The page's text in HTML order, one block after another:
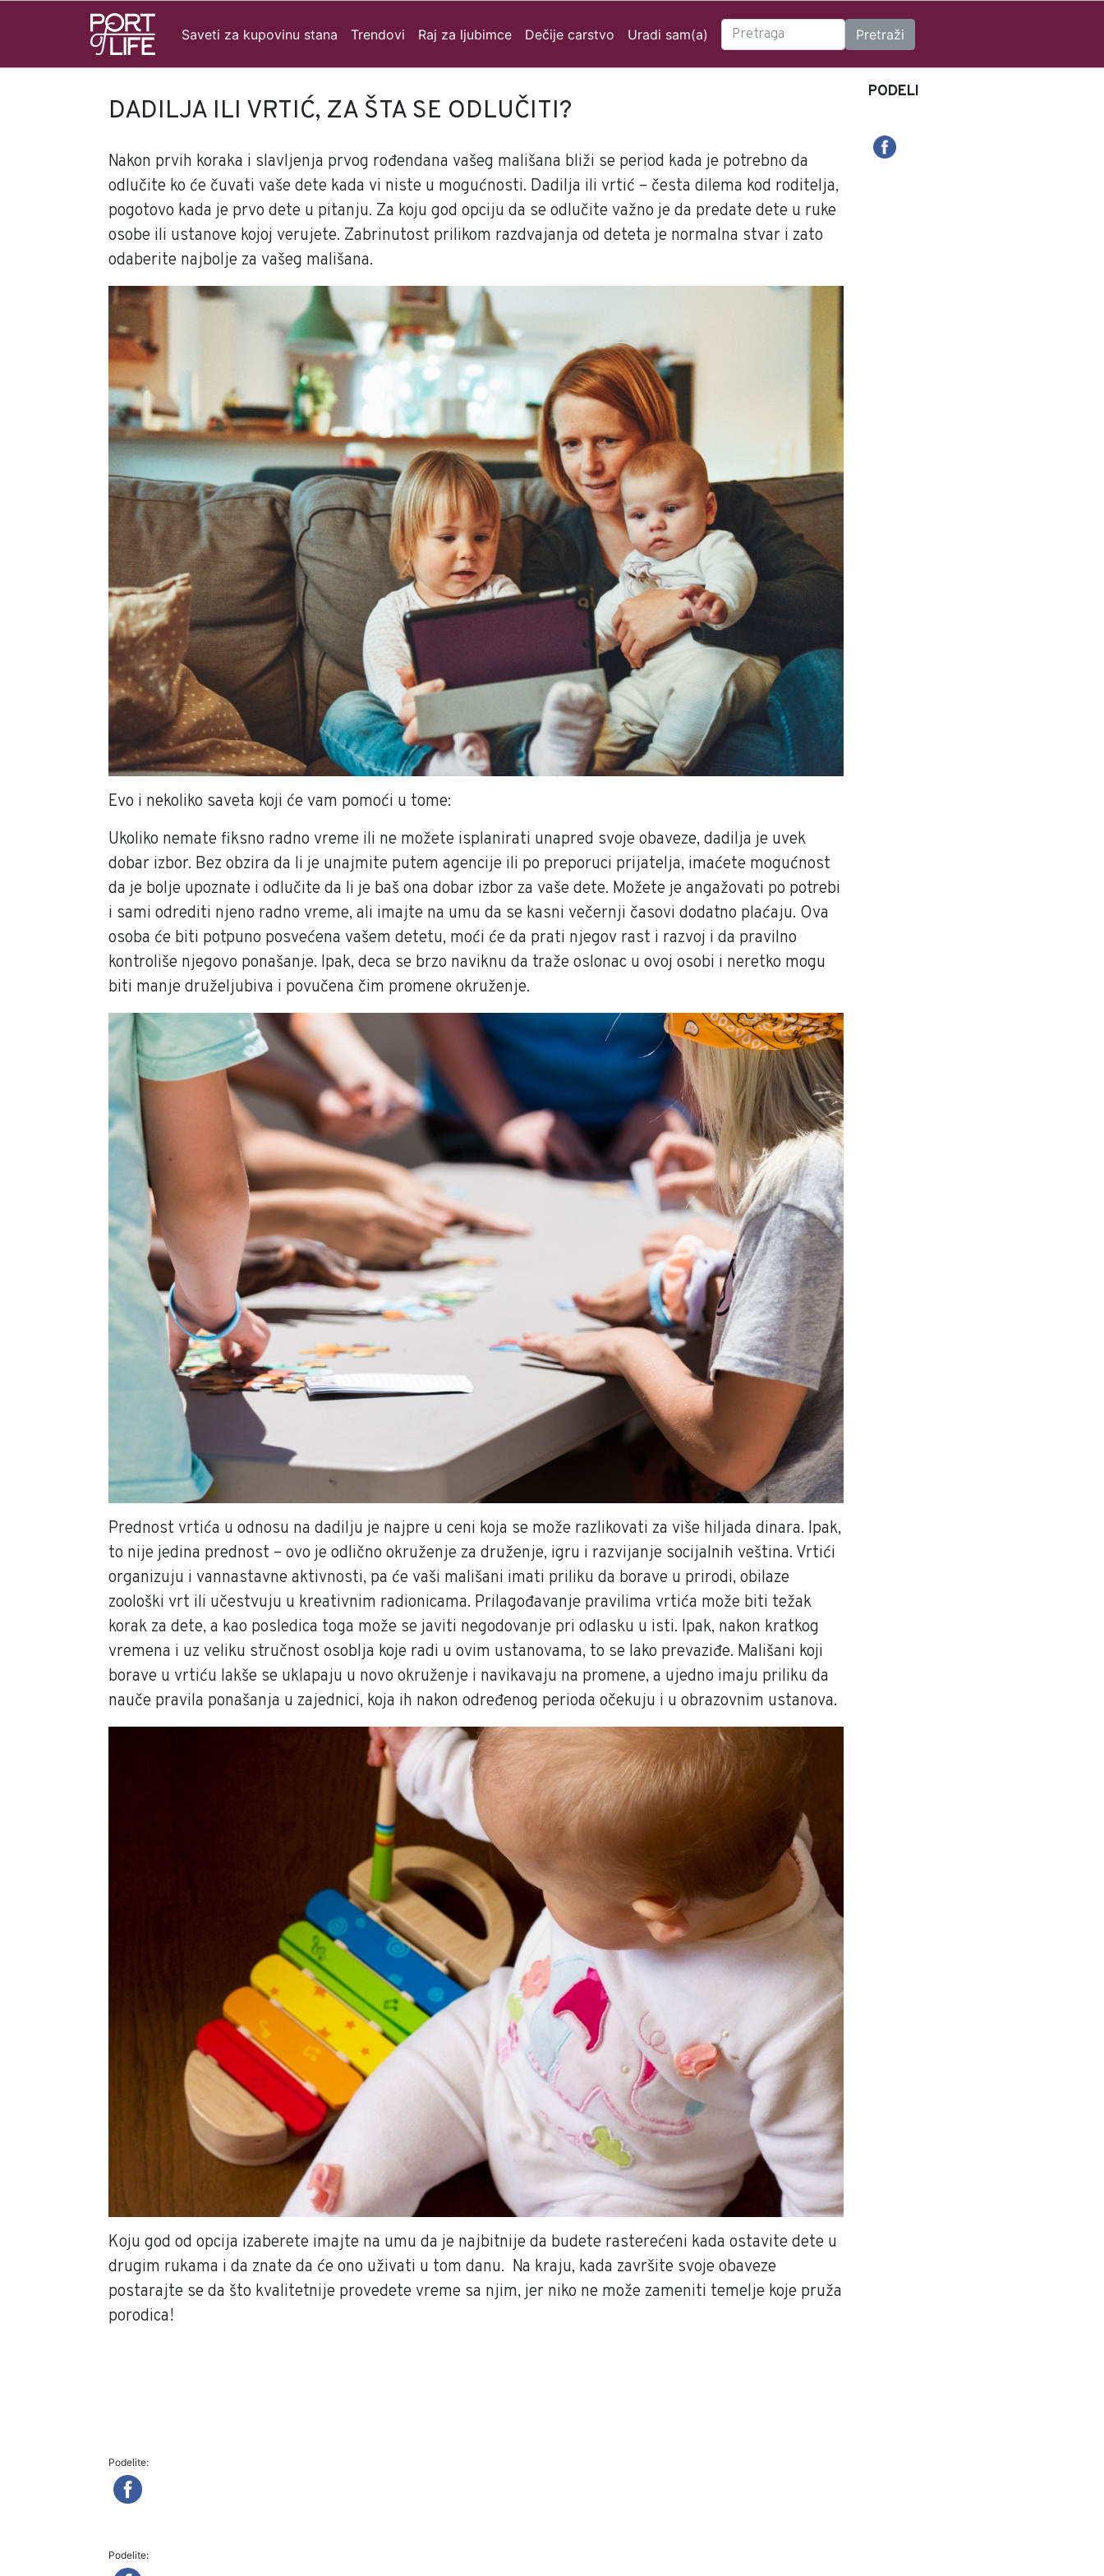
Saveti za kupovinu stana Trendovi Raj za ljubimce Dečije carstvo Uradi sam(a)
DADILJA ILI VRTIĆ, ZA ŠTA SE ODLUČITI?
Nakon prvih koraka i slavljenja prvog rođendana vašeg mališana bliži se period kada je potrebno da
odlučite ko će čuvati vaše dete kada vi niste u mogućnosti. Dadilja ili vrtić – česta dilema kod roditelja,
pogotovo kada je prvo dete u pitanju. Za koju god opciju da se odlučite važno je da predate dete u ruke
osobe ili ustanove kojoj verujete. Zabrinutost prilikom razdvajanja od deteta je normalna stvar i zato
odaberite najbolje za vašeg mališana.
Evo i nekoliko saveta koji će vam pomoći u tome:
Ukoliko nemate fiksno radno vreme ili ne možete isplanirati unapred svoje obaveze, dadilja je uvek
dobar izbor. Bez obzira da li je unajmite putem agencije ili po preporuci prijatelja, imaćete mogućnost
da je bolje upoznate i odlučite da li je baš ona dobar izbor za vaše dete. Možete je angažovati po potrebi
i sami odrediti njeno radno vreme, ali imajte na umu da se kasni večernji časovi dodatno plaćaju. Ova
osoba će biti potpuno posvećena vašem detetu, moći će da prati njegov rast i razvoj i da pravilno
kontroliše njegovo ponašanje. Ipak, deca se brzo naviknu da traže oslonac u ovoj osobi i neretko mogu
biti manje druželjubiva i povučena čim promene okruženje.
Prednost vrtića u odnosu na dadilju je najpre u ceni koja se može razlikovati za više hiljada dinara. Ipak,
to nije jedina prednost – ovo je odlično okruženje za druženje, igru i razvijanje socijalnih veština. Vrtići
organizuju i vannastavne aktivnosti, pa će vaši mališani imati priliku da borave u prirodi, obilaze
zoološki vrt ili učestvuju u kreativnim radionicama. Prilagođavanje pravilima vrtića može biti težak
korak za dete, a kao posledica toga može se javiti negodovanje pri odlasku u isti. Ipak, nakon kratkog
vremena i uz veliku stručnost osoblja koje radi u ovim ustanovama, to se lako prevaziđe. Mališani koji
borave u vrtiću lakše se uklapaju u novo okruženje i navikavaju na promene, a ujedno imaju priliku da
nauče pravila ponašanja u zajednici, koja ih nakon određenog perioda očekuju i u obrazovnim ustanova.
Koju god od opcija izaberete imajte na umu da je najbitnije da budete rasterećeni kada ostavite dete u
drugim rukama i da znate da će ono uživati u tom danu. Na kraju, kada završite svoje obaveze
postarajte se da što kvalitetnije provedete vreme sa njim, jer niko ne može zameniti temelje koje pruža
porodica!
Podelite:
Podelite:
PODELI